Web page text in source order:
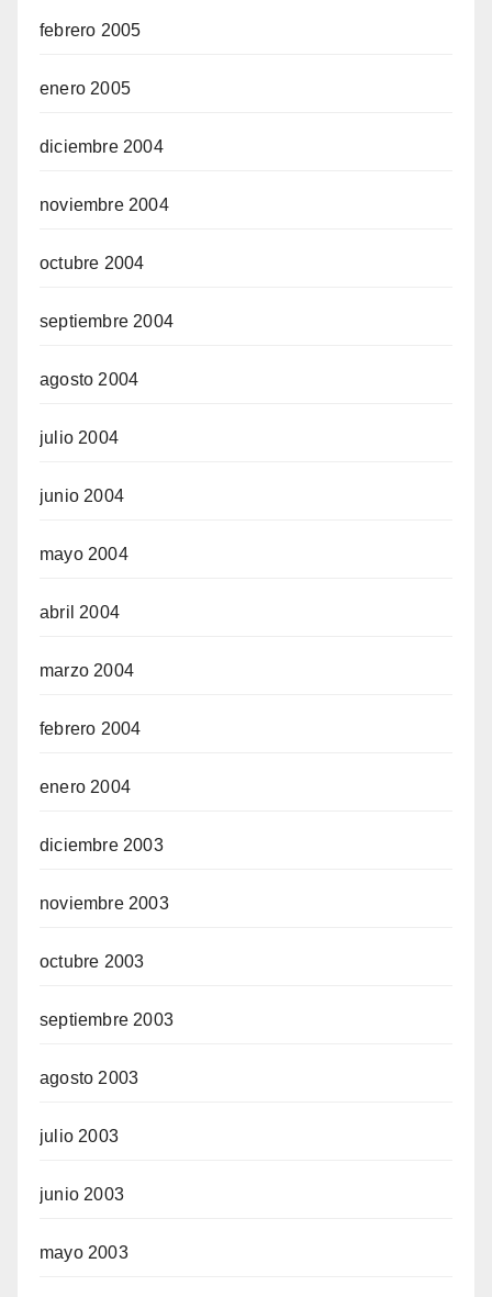
febrero 2005
enero 2005
diciembre 2004
noviembre 2004
octubre 2004
septiembre 2004
agosto 2004
julio 2004
junio 2004
mayo 2004
abril 2004
marzo 2004
febrero 2004
enero 2004
diciembre 2003
noviembre 2003
octubre 2003
septiembre 2003
agosto 2003
julio 2003
junio 2003
mayo 2003